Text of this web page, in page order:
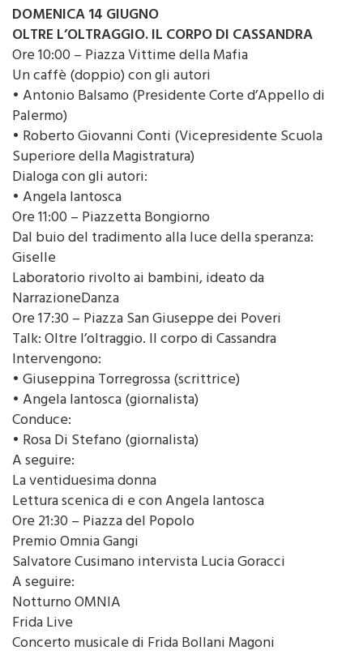
DOMENICA 14 GIUGNO
OLTRE L’OLTRAGGIO. IL CORPO DI CASSANDRA
Ore 10:00 – Piazza Vittime della Mafia
Un caffè (doppio) con gli autori
• Antonio Balsamo (Presidente Corte d’Appello di
Palermo)
• Roberto Giovanni Conti (Vicepresidente Scuola
Superiore della Magistratura)
Dialoga con gli autori:
• Angela Iantosca
Ore 11:00 – Piazzetta Bongiorno
Dal buio del tradimento alla luce della speranza:
Giselle
Laboratorio rivolto ai bambini, ideato da
NarrazioneDanza
Ore 17:30 – Piazza San Giuseppe dei Poveri
Talk: Oltre l’oltraggio. Il corpo di Cassandra
Intervengono:
• Giuseppina Torregrossa (scrittrice)
• Angela Iantosca (giornalista)
Conduce:
• Rosa Di Stefano (giornalista)
A seguire:
La ventiduesima donna
Lettura scenica di e con Angela Iantosca
Ore 21:30 – Piazza del Popolo
Premio Omnia Gangi
Salvatore Cusimano intervista Lucia Goracci
A seguire:
Notturno OMNIA
Frida Live
Concerto musicale di Frida Bollani Magoni